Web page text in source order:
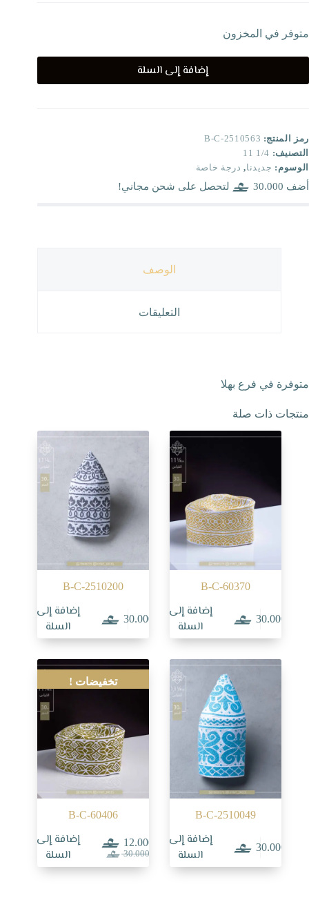
متوفر في المخزون
إضافة إلى السلة
رمز المنتج: B-C-2510563
التصنيف: 1/4 11
الوسوم: جديدنا, درجة خاصة
أضف 30.000 لتحصل على شحن مجاني!
الوصف
التعليقات
متوفرة في فرع بهلا
منتجات ذات صلة
B-C-60370
30.000
إضافة إلى
السلة
B-C-2510200
30.000
إضافة إلى
السلة
B-C-2510049
30.000
إضافة إلى
السلة
تخفيضات !
B-C-60406
30.000السعر
الأصلي
12.000
السعر
الحالي
إضافة إلى
السلة